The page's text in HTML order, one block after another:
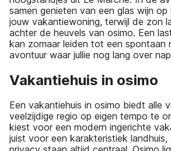
samen genieten van een glas wijn
jouw vakantiewoning, terwijl de zon
achter de heuvels van osimo. Een
kan zomaar leiden tot een spontaan
avontuur waar jullie nog lang over
Vakantiehuis in osimo
Een vakantiehuis in osimo biedt alle
veelzijdige regio op eigen tempo te
kiest voor een modern ingerichte
juist voor een karakteristiek